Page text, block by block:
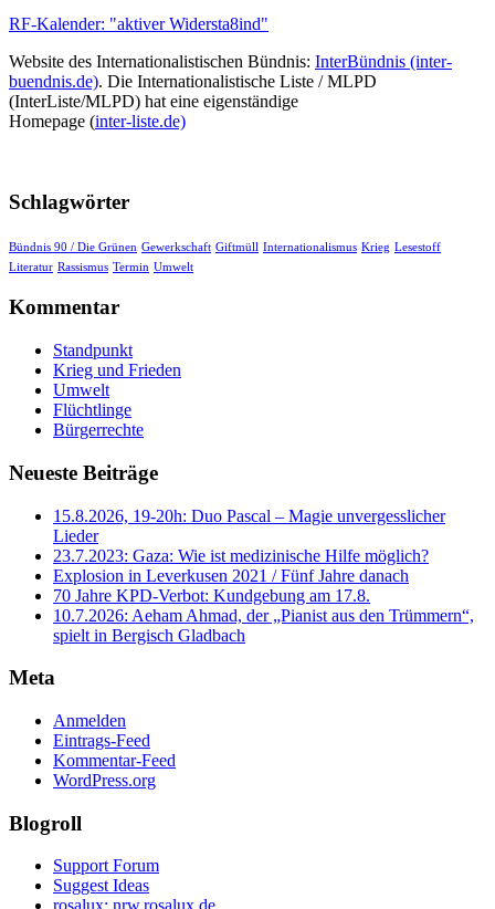
RF-Kalender: "aktiver Widersta8ind"
Website des Internationalistischen Bündnis: InterBündnis (inter-
buendnis.de). Die Internationalistische Liste / MLPD
(InterListe/MLPD) hat eine eigenständige
Homepage (inter-liste.de)
Schlagwörter
Bündnis 90 / Die Grünen Gewerkschaft Giftmüll Internationalismus Krieg Lesestoff
Literatur Rassismus Termin Umwelt
Kommentar
Standpunkt
Krieg und Frieden
Umwelt
Flüchtlinge
Bürgerrechte
Neueste Beiträge
15.8.2026, 19-20h: Duo Pascal – Magie unvergesslicher
Lieder
23.7.2023: Gaza: Wie ist medizinische Hilfe möglich?
Explosion in Leverkusen 2021 / Fünf Jahre danach
70 Jahre KPD‑Verbot: Kundgebung am 17.8.
10.7.2026: Aeham Ahmad, der „Pianist aus den Trümmern“,
spielt in Bergisch Gladbach
Meta
Anmelden
Eintrags-Feed
Kommentar-Feed
WordPress.org
Blogroll
Support Forum
Suggest Ideas